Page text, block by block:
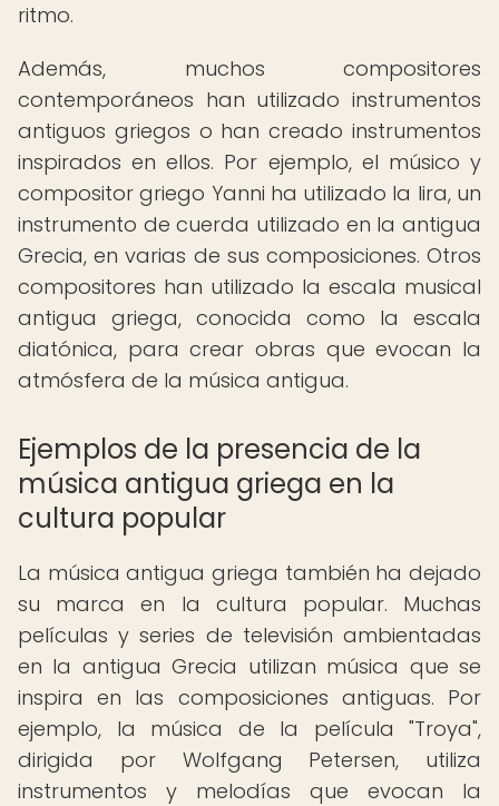
ritmo.
Además, muchos compositores
contemporáneos han utilizado instrumentos
antiguos griegos o han creado instrumentos
inspirados en ellos. Por ejemplo, el músico y
compositor griego Yanni ha utilizado la lira, un
instrumento de cuerda utilizado en la antigua
Grecia, en varias de sus composiciones. Otros
compositores han utilizado la escala musical
antigua griega, conocida como la escala
diatónica, para crear obras que evocan la
atmósfera de la música antigua.
Ejemplos de la presencia de la
música antigua griega en la
cultura popular
La música antigua griega también ha dejado
su marca en la cultura popular. Muchas
películas y series de televisión ambientadas
en la antigua Grecia utilizan música que se
inspira en las composiciones antiguas. Por
ejemplo, la música de la película "Troya",
dirigida por Wolfgang Petersen, utiliza
instrumentos y melodías que evocan la